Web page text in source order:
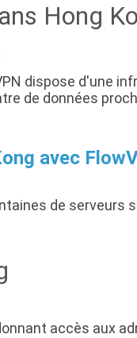
Hong
dispose d'une
de données
avec
de
accès aux